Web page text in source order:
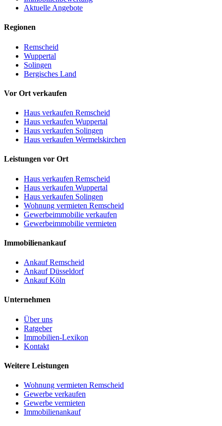
Aktuelle Angebote
Regionen
Remscheid
Wuppertal
Solingen
Bergisches Land
Vor Ort verkaufen
Haus verkaufen Remscheid
Haus verkaufen Wuppertal
Haus verkaufen Solingen
Haus verkaufen Wermelskirchen
Leistungen vor Ort
Haus verkaufen Remscheid
Haus verkaufen Wuppertal
Haus verkaufen Solingen
Wohnung vermieten Remscheid
Gewerbeimmobilie verkaufen
Gewerbeimmobilie vermieten
Immobilienankauf
Ankauf Remscheid
Ankauf Düsseldorf
Ankauf Köln
Unternehmen
Über uns
Ratgeber
Immobilien-Lexikon
Kontakt
Weitere Leistungen
Wohnung vermieten Remscheid
Gewerbe verkaufen
Gewerbe vermieten
Immobilienankauf